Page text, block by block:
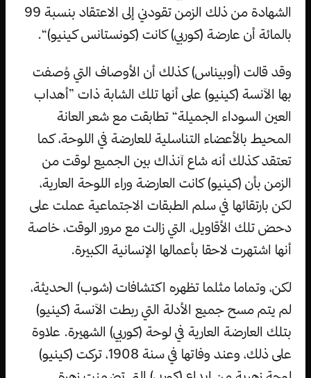
الشهادة من ذلك الزمن تقودني إلى الاعتقاد بنسبة 99
بالمائة أن عارضة (كوربي) كانت (كونستانس كينيو)“.
وقد قالت (أوبيناس) كذلك أن الأوصاف التي وُصفت
بها الآنسة (كينيو) على أنها تلك الشابة ذات ”أهداب
العين السوداء الجميلة“ تطابقت مع شعر العانة
المحيط بالأعضاء التناسلية للعارضة في اللوحة، كما
تعتقد كذلك أنه شاع آنذاك بين الجميع لوقت من
الزمن بأن (كينيو) كانت العارضة وراء اللوحة العارية،
لكن بارتقائها في سلم الطبقات الاجتماعية عملت على
دحض تلك الأقاويل، التي زالت مع مرور الوقت، خاصة
أنها اشتهرت لاحقا بأعمالها الإنسانية الكبيرة.
لكن، وتماما مثلما تظهره اكتشافات (شوب) الحديثة،
لم يتم مسح جميع الأدلة التي ربطت الآنسة (كينيو)
بتلك العارضة العارية في لوحة (كوربي) الشهيرة. علاوة
على ذلك، وعند وفاتها في سنة 1908، تركت (كينيو)